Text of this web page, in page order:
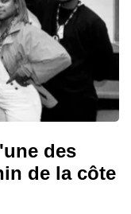
des
de la côte